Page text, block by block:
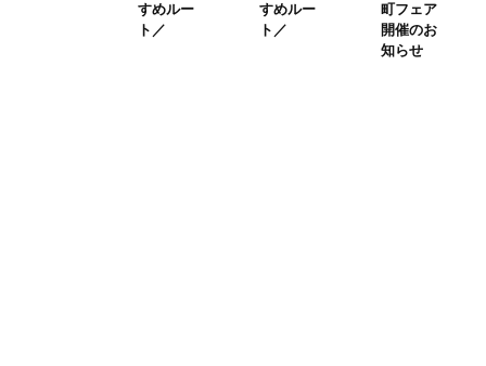
すめルー
ト／
すめルー
ト／
町フェア
開催のお
知らせ